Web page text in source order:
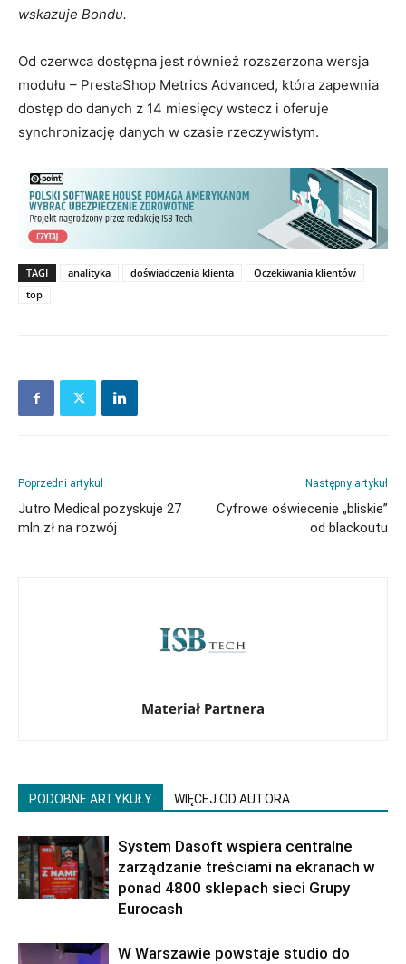
wskazuje Bondu.
Od czerwca dostępna jest również rozszerzona wersja
modułu – PrestaShop Metrics Advanced, która zapewnia
dostęp do danych z 14 miesięcy wstecz i oferuje
synchronizację danych w czasie rzeczywistym.
TAGI analityka doświadczenia klienta
Oczekiwania klientów
top
Poprzedni artykuł
Jutro Medical pozyskuje 27
mln zł na rozwój
Następny artykuł
Cyfrowe oświecenie „bliskie”
od blackoutu
Materiał Partnera
PODOBNE ARTYKUŁY WIĘCEJ OD AUTORA
System Dasoft wspiera centralne
zarządzanie treściami na ekranach w
ponad 4800 sklepach sieci Grupy
Eurocash
W Warszawie powstaje studio do